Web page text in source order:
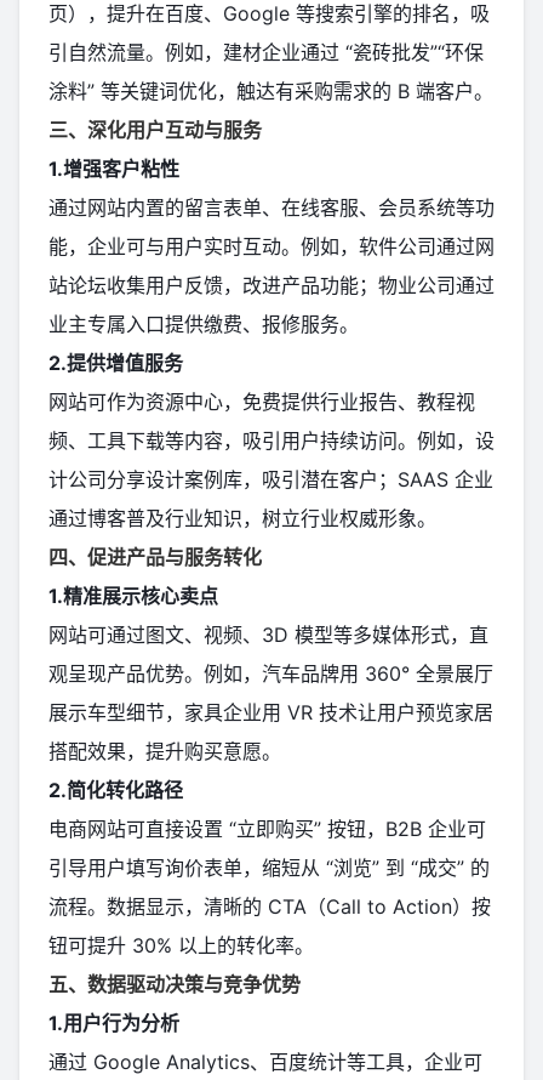
页），提升在百度、Google 等搜索引擎的排名，吸
引自然流量。例如，建材企业通过 “瓷砖批发”“环保
涂料” 等关键词优化，触达有采购需求的 B 端客户。
三、深化用户互动与服务
1.增强客户粘性
通过网站内置的留言表单、在线客服、会员系统等功
能，企业可与用户实时互动。例如，软件公司通过网
站论坛收集用户反馈，改进产品功能；物业公司通过
业主专属入口提供缴费、报修服务。
2.提供增值服务
网站可作为资源中心，免费提供行业报告、教程视
频、工具下载等内容，吸引用户持续访问。例如，设
计公司分享设计案例库，吸引潜在客户；SAAS 企业
通过博客普及行业知识，树立行业权威形象。
四、促进产品与服务转化
1.精准展示核心卖点
网站可通过图文、视频、3D 模型等多媒体形式，直
观呈现产品优势。例如，汽车品牌用 360° 全景展厅
展示车型细节，家具企业用 VR 技术让用户预览家居
搭配效果，提升购买意愿。
2.简化转化路径
电商网站可直接设置 “立即购买” 按钮，B2B 企业可
引导用户填写询价表单，缩短从 “浏览” 到 “成交” 的
流程。数据显示，清晰的 CTA（Call to Action）按
钮可提升 30% 以上的转化率。
五、数据驱动决策与竞争优势
1.用户行为分析
通过 Google Analytics、百度统计等工具，企业可